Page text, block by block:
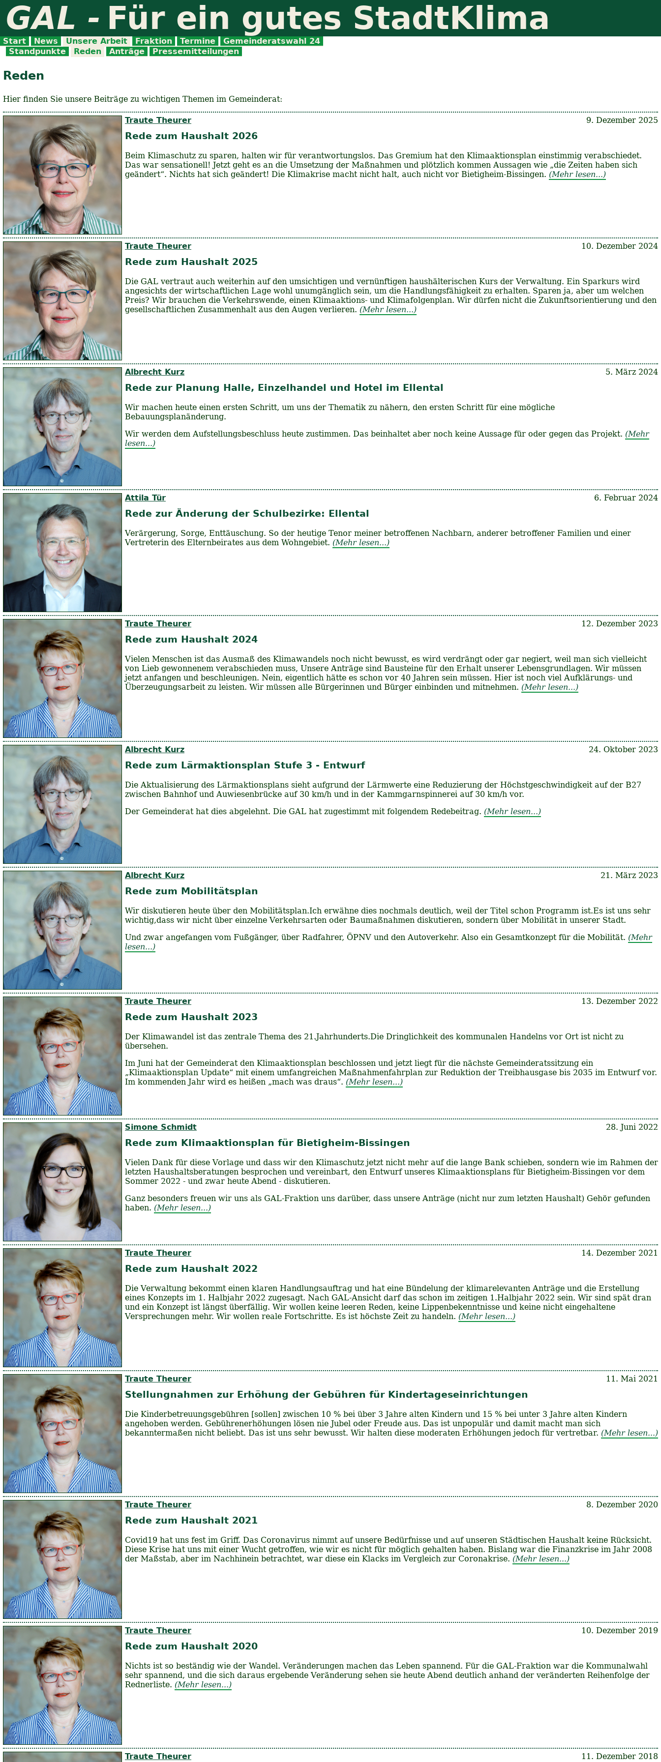
GAL - Für ein gutes StadtKlima
Start News Unsere Arbeit Fraktion Termine
Gemeinderatswahl 24
Standpunkte
Reden Anträge Pressemitteilungen
Reden
Hier finden Sie unsere Beiträge zu wichtigen Themen im Gemeinderat:
9. Dezember 2025
Traute Theurer
Rede zum Haushalt 2026
Beim Klimaschutz zu sparen, halten wir für verantwortungslos. Das Gremium hat den Klimaaktionsplan einstimmig verabschiedet.
Das war sensationell! Jetzt geht es an die Umsetzung der Maßnahmen und plötzlich kommen Aussagen wie „die Zeiten haben sich
geändert“. Nichts hat sich geändert! Die Klimakrise macht nicht halt, auch nicht vor Bietigheim-Bissingen. (Mehr lesen...)
10. Dezember 2024
Traute Theurer
Rede zum Haushalt 2025
Die GAL vertraut auch weiterhin auf den umsichtigen und vernünftigen haushälterischen Kurs der Verwaltung. Ein Sparkurs wird
angesichts der wirtschaftlichen Lage wohl unumgänglich sein, um die Handlungsfähigkeit zu erhalten. Sparen ja, aber um welchen
Preis? Wir brauchen die Verkehrswende, einen Klimaaktions- und Klimafolgenplan. Wir dürfen nicht die Zukunftsorientierung und den
gesellschaftlichen Zusammenhalt aus den Augen verlieren. (Mehr lesen...)
5. März 2024
Albrecht Kurz
Rede zur Planung Halle, Einzelhandel und Hotel im Ellental
Wir machen heute einen ersten Schritt, um uns der Thematik zu nähern, den ersten Schritt für eine mögliche
Bebauungsplanänderung.
Wir werden dem Aufstellungsbeschluss heute zustimmen. Das beinhaltet aber noch keine Aussage für oder gegen das Projekt. (Mehr
lesen...)
6. Februar 2024
Attila Tür
Rede zur Änderung der Schulbezirke: Ellental
Verärgerung, Sorge, Enttäuschung. So der heutige Tenor meiner betroffenen Nachbarn, anderer betroffener Familien und einer
Vertreterin des Elternbeirates aus dem Wohngebiet. (Mehr lesen...)
12. Dezember 2023
Traute Theurer
Rede zum Haushalt 2024
Vielen Menschen ist das Ausmaß des Klimawandels noch nicht bewusst, es wird verdrängt oder gar negiert, weil man sich vielleicht
von Lieb gewonnenem verabschieden muss, Unsere Anträge sind Bausteine für den Erhalt unserer Lebensgrundlagen. Wir müssen
jetzt anfangen und beschleunigen. Nein, eigentlich hätte es schon vor 40 Jahren sein müssen. Hier ist noch viel Aufklärungs- und
Überzeugungsarbeit zu leisten. Wir müssen alle Bürgerinnen und Bürger einbinden und mitnehmen. (Mehr lesen...)
24. Oktober 2023
Albrecht Kurz
Rede zum Lärmaktionsplan Stufe 3 - Entwurf
Die Aktualisierung des Lärmaktionsplans sieht aufgrund der Lärmwerte eine Reduzierung der Höchstgeschwindigkeit auf der B27
zwischen Bahnhof und Auwiesenbrücke auf 30 km/h und in der Kammgarnspinnerei auf 30 km/h vor.
Der Gemeinderat hat dies abgelehnt. Die GAL hat zugestimmt mit folgendem Redebeitrag. (Mehr lesen...)
21. März 2023
Albrecht Kurz
Rede zum Mobilitätsplan
Wir diskutieren heute über den Mobilitätsplan.Ich erwähne dies nochmals deutlich, weil der Titel schon Programm ist.Es ist uns sehr
wichtig,dass wir nicht über einzelne Verkehrsarten oder Baumaßnahmen diskutieren, sondern über Mobilität in unserer Stadt.
Und zwar angefangen vom Fußgänger, über Radfahrer, ÖPNV und den Autoverkehr. Also ein Gesamtkonzept für die Mobilität. (Mehr
lesen...)
13. Dezember 2022
Traute Theurer
Rede zum Haushalt 2023
Der Klimawandel ist das zentrale Thema des 21.Jahrhunderts.Die Dringlichkeit des kommunalen Handelns vor Ort ist nicht zu
übersehen.
Im Juni hat der Gemeinderat den Klimaaktionsplan beschlossen und jetzt liegt für die nächste Gemeinderatssitzung ein
„Klimaaktionsplan Update“ mit einem umfangreichen Maßnahmenfahrplan zur Reduktion der Treibhausgase bis 2035 im Entwurf vor.
Im kommenden Jahr wird es heißen „mach was draus“. (Mehr lesen...)
28. Juni 2022
Simone Schmidt
Rede zum Klimaaktionsplan für Bietigheim-Bissingen
Vielen Dank für diese Vorlage und dass wir den Klimaschutz jetzt nicht mehr auf die lange Bank schieben, sondern wie im Rahmen der
letzten Haushaltsberatungen besprochen und vereinbart, den Entwurf unseres Klimaaktionsplans für Bietigheim-Bissingen vor dem
Sommer 2022 - und zwar heute Abend - diskutieren.
Ganz besonders freuen wir uns als GAL-Fraktion uns darüber, dass unsere Anträge (nicht nur zum letzten Haushalt) Gehör gefunden
haben. (Mehr lesen...)
14. Dezember 2021
Traute Theurer
Rede zum Haushalt 2022
Die Verwaltung bekommt einen klaren Handlungsauftrag und hat eine Bündelung der klimarelevanten Anträge und die Erstellung
eines Konzepts im 1. Halbjahr 2022 zugesagt. Nach GAL-Ansicht darf das schon im zeitigen 1.Halbjahr 2022 sein. Wir sind spät dran
und ein Konzept ist längst überfällig. Wir wollen keine leeren Reden, keine Lippenbekenntnisse und keine nicht eingehaltene
Versprechungen mehr. Wir wollen reale Fortschritte. Es ist höchste Zeit zu handeln. (Mehr lesen...)
11. Mai 2021
Traute Theurer
Stellungnahmen zur Erhöhung der Gebühren für Kindertageseinrichtungen
Die Kinderbetreuungsgebühren [sollen] zwischen 10 % bei über 3 Jahre alten Kindern und 15 % bei unter 3 Jahre alten Kindern
angehoben werden. Gebührenerhöhungen lösen nie Jubel oder Freude aus. Das ist unpopulär und damit macht man sich
bekanntermaßen nicht beliebt. Das ist uns sehr bewusst. Wir halten diese moderaten Erhöhungen jedoch für vertretbar. (Mehr lesen...)
8. Dezember 2020
Traute Theurer
Rede zum Haushalt 2021
Covid19 hat uns fest im Griff. Das Coronavirus nimmt auf unsere Bedürfnisse und auf unseren Städtischen Haushalt keine Rücksicht.
Diese Krise hat uns mit einer Wucht getroffen, wie wir es nicht für möglich gehalten haben. Bislang war die Finanzkrise im Jahr 2008
der Maßstab, aber im Nachhinein betrachtet, war diese ein Klacks im Vergleich zur Coronakrise. (Mehr lesen...)
10. Dezember 2019
Traute Theurer
Rede zum Haushalt 2020
Nichts ist so beständig wie der Wandel. Veränderungen machen das Leben spannend. Für die GAL-Fraktion war die Kommunalwahl
sehr spannend, und die sich daraus ergebende Veränderung sehen sie heute Abend deutlich anhand der veränderten Reihenfolge der
Rednerliste. (Mehr lesen...)
11. Dezember 2018
Traute Theurer